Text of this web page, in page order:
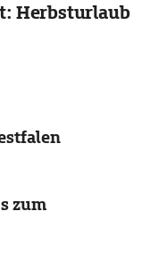
Herbsturlaub
zum